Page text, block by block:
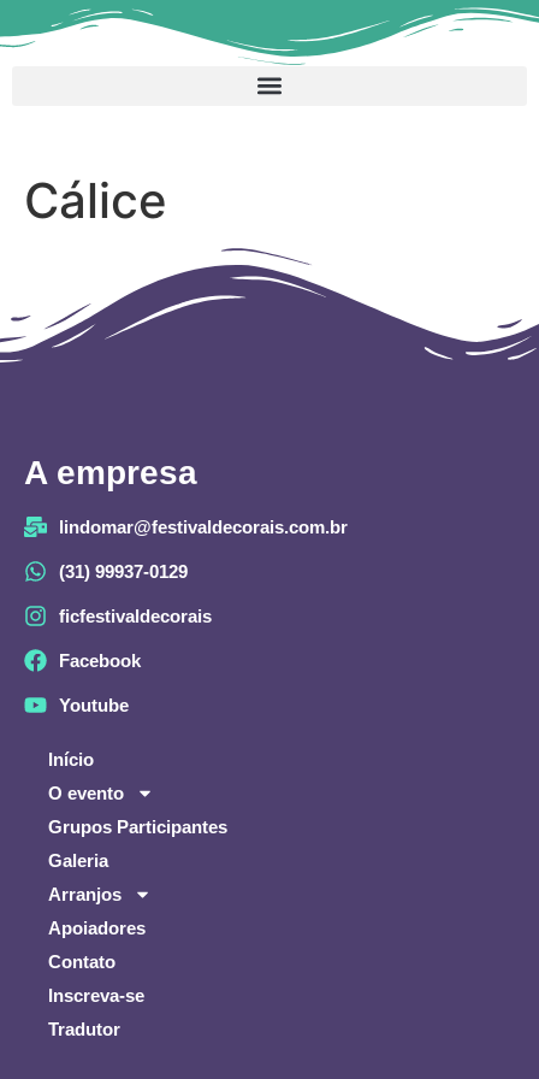
Cálice
A empresa
lindomar@festivaldecorais.com.br
(31) 99937-0129
ficfestivaldecorais
Facebook
Youtube
Início
O evento
Grupos Participantes
Galeria
Arranjos
Apoiadores
Contato
Inscreva-se
Tradutor